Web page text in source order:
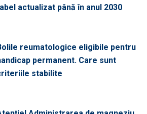
actualizat până în anul 2030
reumatologice eligibile pentru
permanent. Care sunt
stabilite